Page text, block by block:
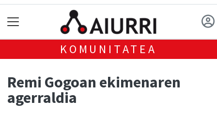
KOMUNITATEA
Remi Gogoan ekimenaren
agerraldia